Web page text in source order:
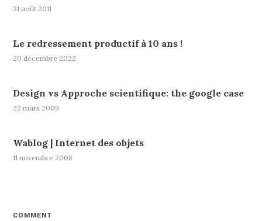
31 août 2011
Le redressement productif à 10 ans !
20 décembre 2022
Design vs Approche scientifique: the google case
22 mars 2009
Wablog | Internet des objets
11 novembre 2008
COMMENT